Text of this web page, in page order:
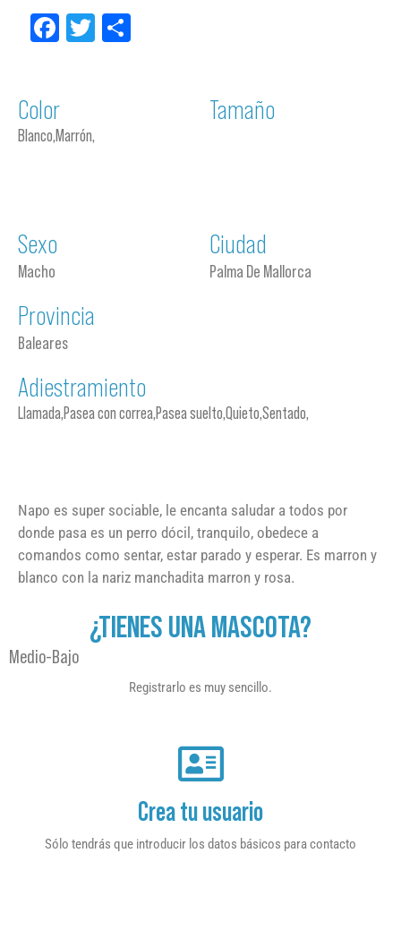
Facebook
Twitter
Color
Blanco,Marrón,
Tamaño
Sexo
Macho
Ciudad
Palma De Mallorca
Provincia
Baleares
Adiestramiento
Llamada,Pasea con correa,Pasea suelto,Quieto,Sentado,
Napo es super sociable, le encanta saludar a todos por
donde pasa es un perro dócil, tranquilo, obedece a
comandos como sentar, estar parado y esperar. Es marron y
blanco con la nariz manchadita marron y rosa.
¿TIENES UNA MASCOTA?
Medio-Bajo
Registrarlo es muy sencillo.
Crea tu usuario
Sólo tendrás que introducir los datos básicos para contacto